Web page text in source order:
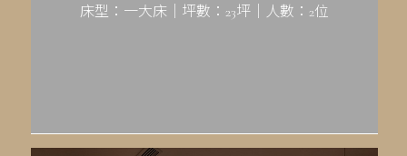
床型：一大床｜坪數：23坪｜人數：2位